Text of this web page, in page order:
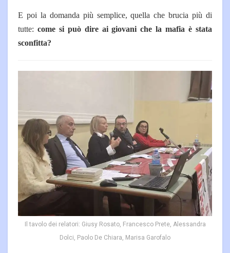
E poi la domanda più semplice, quella che brucia più di
tutte: come si può dire ai giovani che la mafia è stata
sconfitta?
Il tavolo dei relatori: Giusy Rosato, Francesco Prete, Alessandra
Dolci, Paolo De Chiara, Marisa Garofalo